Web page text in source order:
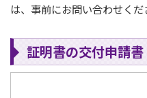
は、事前にお問い合わせくだ
証明書の交付申請書